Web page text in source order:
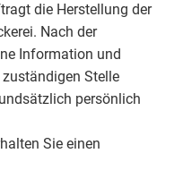
die Herstellung der
Nach der
Information und
zuständigen Stelle
persönlich
Sie einen